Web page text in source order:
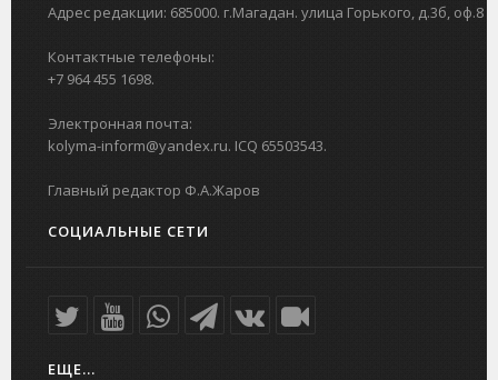
Адрес редакции: 685000. г.Магадан. улица Горького, д.3б, оф.8
Контактные телефоны:
+7 964 455 1698.
Электронная почта:
kolyma-inform@yandex.ru. ICQ 65503543.
Главный редактор Ф.А.Жаров
СОЦИАЛЬНЫЕ СЕТИ
ЕЩЕ...